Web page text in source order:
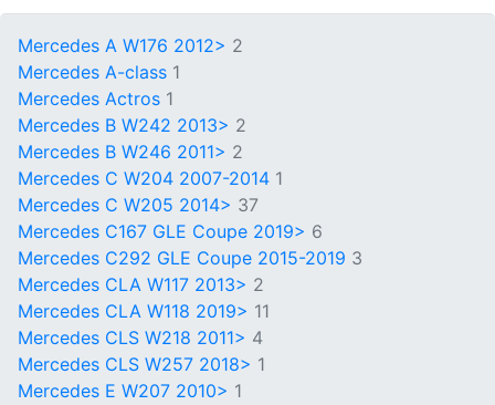
Mercedes A W176 2012> 2
Mercedes A-class 1
Mercedes Actros 1
Mercedes B W242 2013> 2
Mercedes B W246 2011> 2
Mercedes C W204 2007-2014 1
Mercedes C W205 2014> 37
Mercedes C167 GLE Coupe 2019> 6
Mercedes C292 GLE Coupe 2015-2019 3
Mercedes CLA W117 2013> 2
Mercedes CLA W118 2019> 11
Mercedes CLS W218 2011> 4
Mercedes CLS W257 2018> 1
Mercedes E W207 2010> 1